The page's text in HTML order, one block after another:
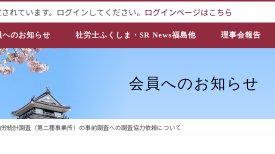
れています。ログインしてください。 ログインページはこちら
へのお知らせ 社労士ふくしま・SR News福島他 理事会報告
会員へのお知らせ
統計調査（第二種事業所）の事前調査への調査協力依頼について